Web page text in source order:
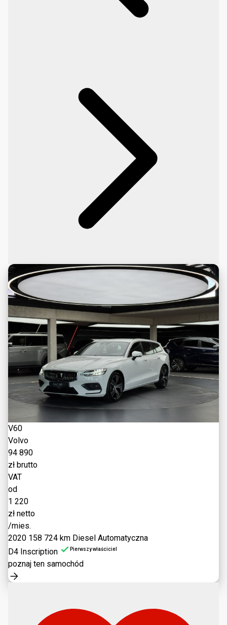
V60
Volvo
94 890
zł brutto
VAT
od
1 220
zł netto
/mies.
2020 158 724 km Diesel Automatyczna
D4 Inscription
Pierwszy właściciel
poznaj ten samochód